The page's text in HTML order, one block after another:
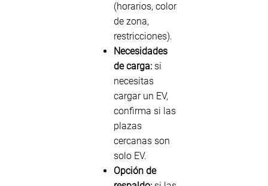
(horarios, color
de zona,
restricciones).
Necesidades
de carga: si
necesitas
cargar un EV,
confirma si las
plazas
cercanas son
solo EV.
Opción de